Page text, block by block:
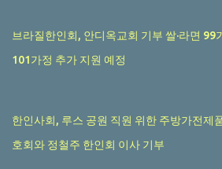
브라질한인회, 안디옥교회 기부 쌀·라면 99
101가정 추가 지원 예정
한인사회, 루스 공원 직원 위한 주방가전제
호회와 정철주 한인회 이사 기부